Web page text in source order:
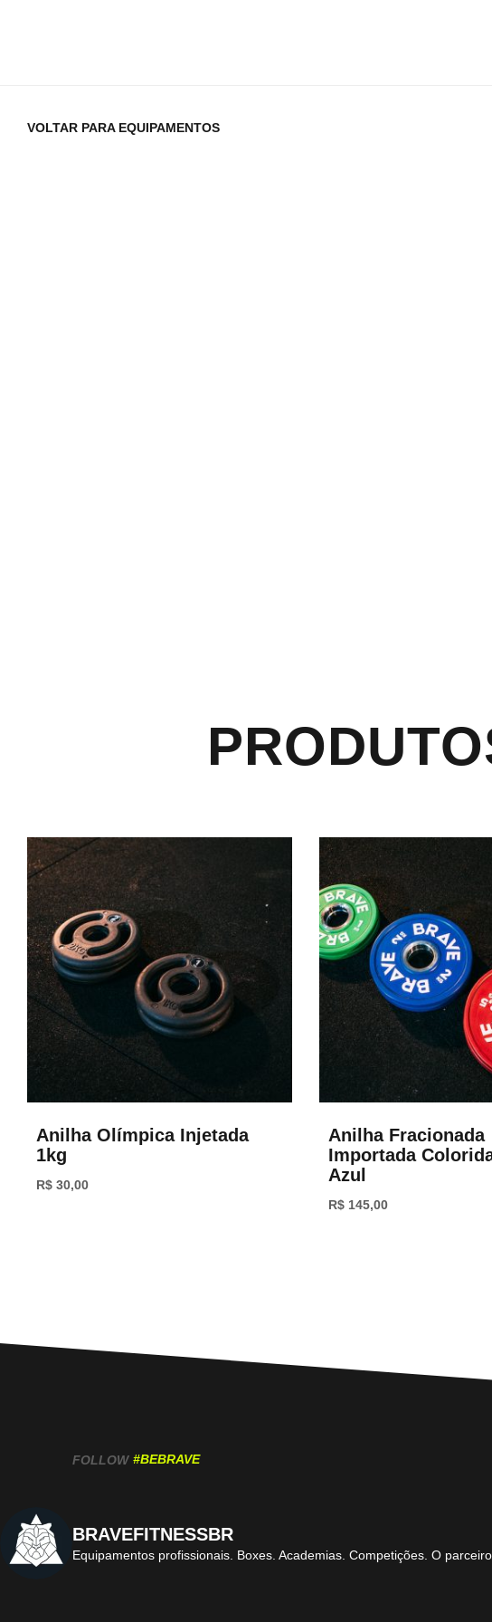
VOLTAR PARA EQUIPAMENTOS
Anilha Olímpica Injetada
1kg
R$ 30,00
Anilha Fracionada
Importada
Azul
R$145,00
FOLLOW #BEBRAVE
BRAVEFITNESSBR
Equipamentos profissionais. Boxes. Academias. Competições. O